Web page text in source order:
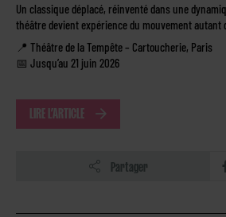
Un classique déplacé, réinventé dans une
théâtre devient expérience du mouvement autant
📍 Théâtre de la Tempête – Cartoucherie, Paris
📅 Jusqu’au 21 juin 2026
LIRE L’ARTICLE
Partager